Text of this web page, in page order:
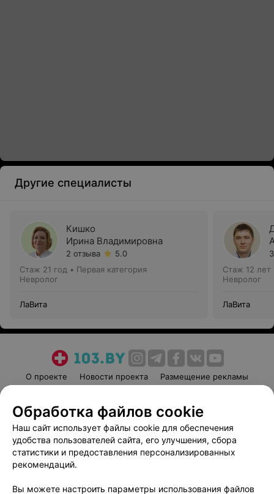
Другие специалисты
Кишко
Ирина Владимировна
2 отзыва
5.0
Стаж 21 год • Первая категория
Невролог
ЛаВита
Стаж 12 лет
Невролог
ЛаВита
О проекте Новости проекта
Размещение рекламы
Пользовательское соглашение
Способы оплаты
Вакансии
Партнеры
Написать руководителю 103.by
Обработка файлов cookie
Наш сайт использует файлы cookie для обеспечения
удобства пользователей сайта, его улучшения, сбора
статистики и предоставления персонализированных
рекомендаций.
Вы можете настроить параметры использования файлов